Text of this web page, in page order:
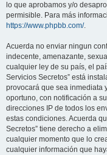
lo que aprobamos y/o
permisible. Para más
https://www.phpbb.com/.
Acuerda no enviar ningun
indecente, amenazante,
cualquier ley de su país, el
Servicios Secretos” está
provocará que sea inmediata
oportuno, con notificación a
direcciones IP de todos los
estas condiciones. Acuerda
Secretos” tiene derecho a
cualquier momento que lo
cualquier información que